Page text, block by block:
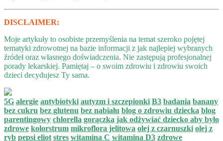
DISCLAIMER:
Moje artykuły to osobiste przemyślenia na temat szeroko pojętej
tematyki zdrowotnej na bazie informacji z jak najlepiej wybranych
źródeł oraz własnego doświadczenia. Nie zastępują profesjonalnej
porady lekarskiej. Pamiętaj – o swoim zdrowiu i zdrowiu swoich
dzieci decydujesz Ty sama.
5G alergie antybiotyki autyzm i szczepionki B3 badania banany
bez cukru bez glutenu bez nabiału blog o zdrowiu dziecka blog
parentingowy chlorella gorączka jak odżywiać dziecko aby było
zdrowe kolorstrum mikroflora jelitowa olej z czarnuszki olej z
ryb pepsi eliot stres witamina C witamina D3 zdrowe